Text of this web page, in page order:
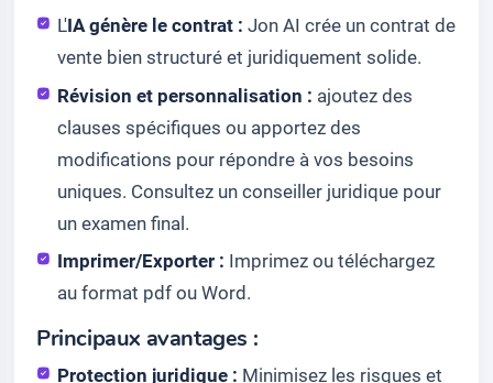
L'IA génère le contrat : Jon AI crée un contrat de
vente bien structuré et juridiquement solide.
Révision et personnalisation : ajoutez des
clauses spécifiques ou apportez des
modifications pour répondre à vos besoins
uniques. Consultez un conseiller juridique pour
un examen final.
Imprimer/Exporter : Imprimez ou téléchargez
au format pdf ou Word.
Principaux avantages :
Protection juridique : Minimisez les risques et